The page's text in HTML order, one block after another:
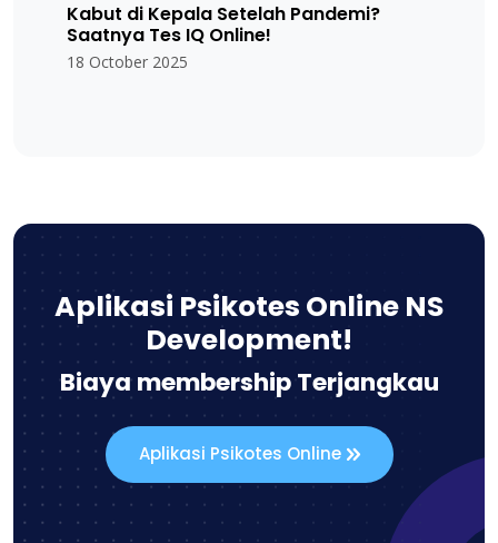
Kabut di Kepala Setelah Pandemi?
Saatnya Tes IQ Online!
18 October 2025
Aplikasi Psikotes Online NS
Development!
Biaya membership Terjangkau
Aplikasi Psikotes Online